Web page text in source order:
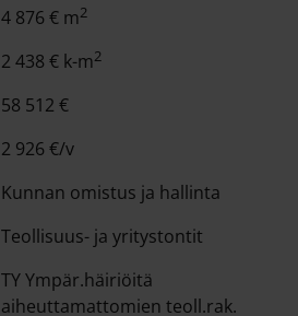
4 876 € m2
2 438 € k-m2
58 512 €
2 926 €/v
Kunnan omistus ja hallinta
Teollisuus- ja yritystontit
TY Ympär.häiriöitä
aiheuttamattomien teoll.rak.